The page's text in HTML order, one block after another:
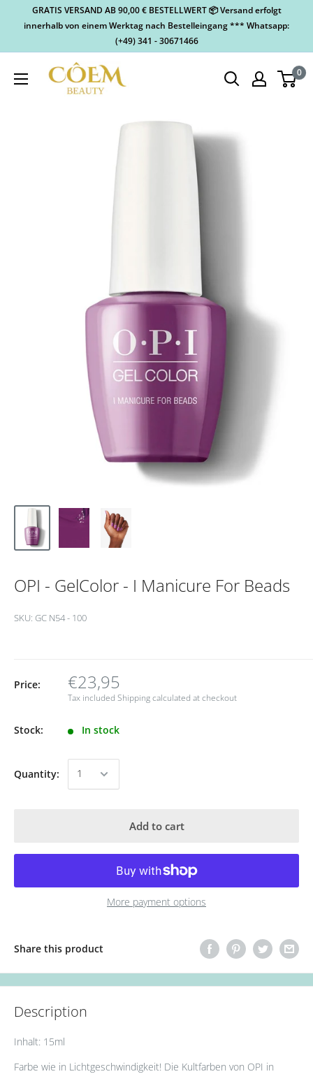
GRATIS VERSAND AB 90,00 € BESTELLWERT 📦 Versand erfolgt
innerhalb von einem Werktag nach Bestelleingang *** Whatsapp:
(+49) 341 - 30671466
0
OPI - GelColor - I Manicure For Beads
SKU: GC N54 - 100
Price: €23,95
Tax included Shipping calculated at checkout
Stock: In stock
Quantity:
Add to cart
More payment options
Share this product
Description
Inhalt: 15ml
Farbe wie in Lichtgeschwindigkeit! Die Kultfarben von OPI in